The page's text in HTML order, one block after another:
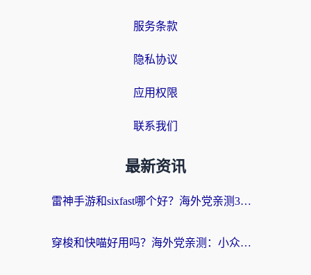
服务条款
隐私协议
应用权限
联系我们
最新资讯
雷神手游和sixfast哪个好？海外党亲测3款回国加速器，教你选对不踩坑
穿梭和快喵好用吗？海外党亲测：小众加速器对比+番茄加速器深度体验